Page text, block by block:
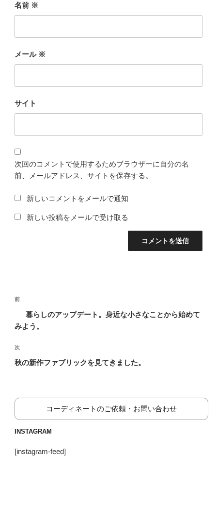
名前 ※
メール ※
サイト
次回のコメントで使用するためブラウザーに自分の名
前、メールアドレス、サイトを保存する。
新しいコメントをメールで通知
新しい投稿をメールで受け取る
投
ナ
ゲ
ー
ン
前
投
前
暮らしのアップデート。身近な小さなことから始めて
みよう。
次
の
次
秋の新作ファブリックを見てきました。
コーディネートのご依頼・お問い合わせ
INSTAGRAM
[instagram-feed]